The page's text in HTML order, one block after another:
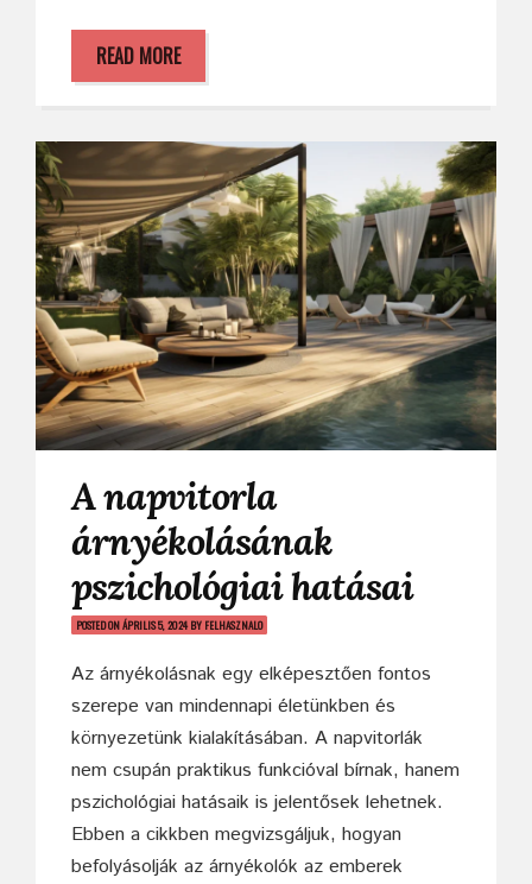
READ MORE
A napvitorla
árnyékolásának
pszichológiai hatásai
POSTED ONÁPRILIS 5, 2024BY FELHASZNALO
Az árnyékolásnak egy elképesztően fontos
szerepe van mindennapi életünkben és
környezetünk kialakításában. A napvitorlák
nem csupán praktikus funkcióval bírnak, hanem
pszichológiai hatásaik is jelentősek lehetnek.
Ebben a cikkben megvizsgáljuk, hogyan
befolyásolják az árnyékolók az emberek